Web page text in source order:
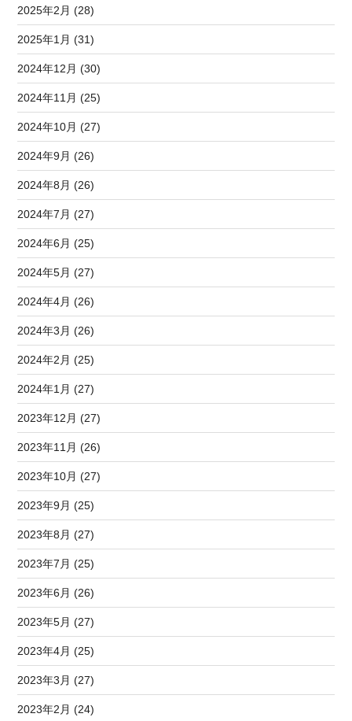
2025年2月 (28)
2025年1月 (31)
2024年12月 (30)
2024年11月 (25)
2024年10月 (27)
2024年9月 (26)
2024年8月 (26)
2024年7月 (27)
2024年6月 (25)
2024年5月 (27)
2024年4月 (26)
2024年3月 (26)
2024年2月 (25)
2024年1月 (27)
2023年12月 (27)
2023年11月 (26)
2023年10月 (27)
2023年9月 (25)
2023年8月 (27)
2023年7月 (25)
2023年6月 (26)
2023年5月 (27)
2023年4月 (25)
2023年3月 (27)
2023年2月 (24)